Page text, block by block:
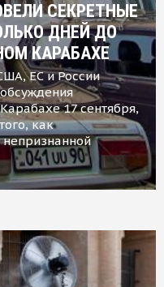
СЕКРЕТНЫЕ
ДНЕЙ ДО
КАРАБАХЕ
ЕС и России
17 сентября,
как